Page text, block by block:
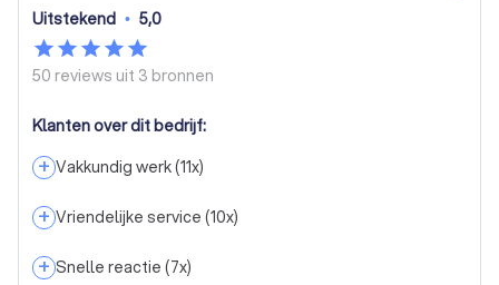
Uitstekend • 5,0
50 reviews uit 3 bronnen
Klanten over dit bedrijf:
+ Vakkundig werk(11x)
+ Vriendelijke service (10x)
+ Snelle reactie (7x)